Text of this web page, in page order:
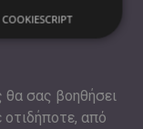
που θα
θα σας βοηθήσει
από